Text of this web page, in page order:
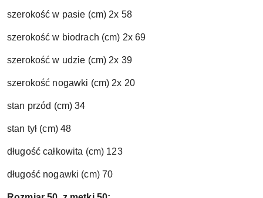
szerokość w pasie (cm) 2x 58
szerokość w biodrach (cm) 2x 69
szerokość w udzie (cm) 2x 39
szerokość nogawki (cm) 2x 20
stan przód (cm) 34
stan tył (cm) 48
długość całkowita (cm) 123
długość nogawki (cm) 70